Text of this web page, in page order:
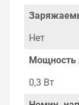
Датчик
Наличие
Нет
0,3 Вт